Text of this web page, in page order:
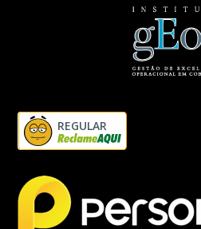
REGULAR